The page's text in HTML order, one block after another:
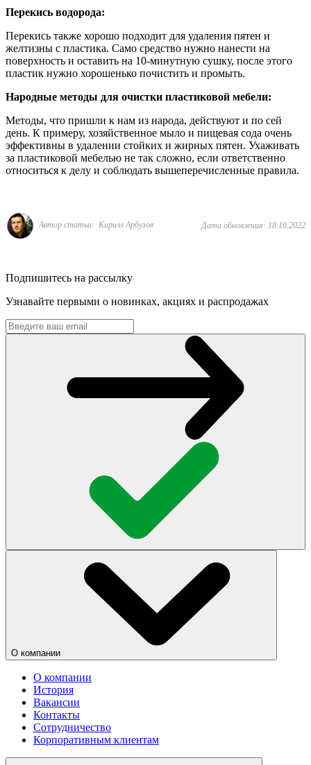
Перекись водорода:
Перекись также хорошо подходит для удаления пятен и
желтизны с пластика. Само средство нужно нанести на
поверхность и оставить на 10-минутную сушку, после этого
пластик нужно хорошенько почистить и промыть.
Народные методы для очистки пластиковой мебели:
Методы, что пришли к нам из народа, действуют и по сей
день. К примеру, хозяйственное мыло и пищевая сода очень
эффективны в удалении стойких и жирных пятен. Ухаживать
за пластиковой мебелью не так сложно, если ответственно
относиться к делу и соблюдать вышеперечисленные правила.
Автор статьи: Кирилл Арбузов Дата обновления: 18.10.2022
Подпишитесь на рассылку
Узнавайте первыми о новинках, акциях и распродажах
О компании
О компании
История
Вакансии
Контакты
Сотрудничество
Корпоративным клиентам